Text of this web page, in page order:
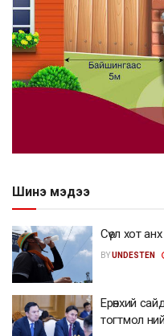
Шинэ мэдээ
Сөүл хот
BYUNDESTEN
Ерөнхий
тогтмол